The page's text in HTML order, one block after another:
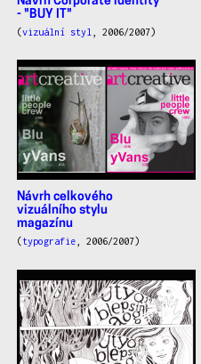
- "BUY IT"
(vizuální styl , 2006/2007)
Návrh celkového
vizuálního stylu
magazínu
( typografie, 2006/2007)